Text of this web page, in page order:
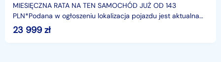
MIESIĘCZNA RATA NA TEN SAMOCHÓD JUŻ OD 143
PLN*Podana w ogłoszeniu lokalizacja pojazdu jest aktualna
na dzień wystawienia ogłoszenia. Przed przyjazdem do
salonu
23 999 zł